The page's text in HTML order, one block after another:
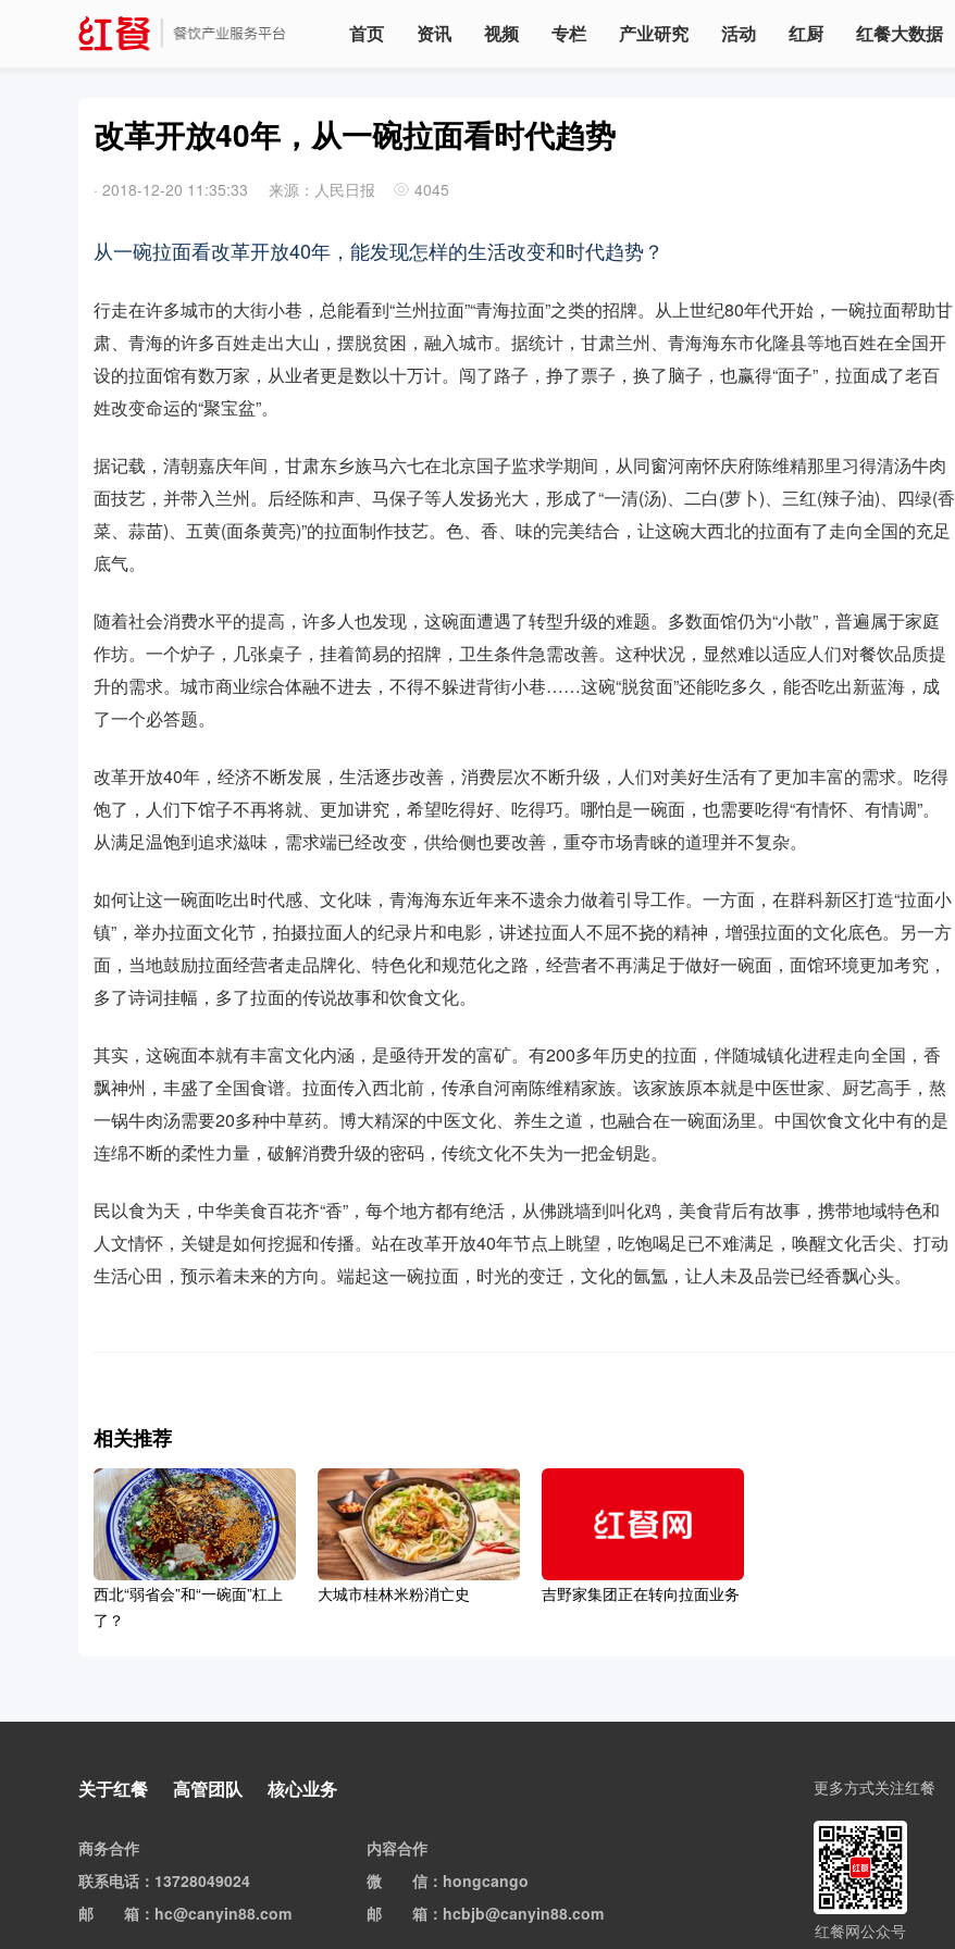
首页 资讯 视频 专栏 产业研究 活动 红厨 红餐大数据
改革开放40年，从一碗拉面看时代趋势
· 2018-12-20 11:35:33 来源：人民日报 4045
从一碗拉面看改革开放40年，能发现怎样的生活改变和时代趋势？
行走在许多城市的大街小巷，总能看到“兰州拉面”“青海拉面”之类的招牌。从上世纪80年代开始，一碗拉面帮助甘
肃、青海的许多百姓走出大山，摆脱贫困，融入城市。据统计，甘肃兰州、青海海东市化隆县等地百姓在全国开
设的拉面馆有数万家，从业者更是数以十万计。闯了路子，挣了票子，换了脑子，也赢得“面子”，拉面成了老百
姓改变命运的“聚宝盆”。
据记载，清朝嘉庆年间，甘肃东乡族马六七在北京国子监求学期间，从同窗河南怀庆府陈维精那里习得清汤牛肉
面技艺，并带入兰州。后经陈和声、马保子等人发扬光大，形成了“一清(汤)、二白(萝卜)、三红(辣子油)、四绿(香
菜、蒜苗)、五黄(面条黄亮)”的拉面制作技艺。色、香、味的完美结合，让这碗大西北的拉面有了走向全国的充足
底气。
随着社会消费水平的提高，许多人也发现，这碗面遭遇了转型升级的难题。多数面馆仍为“小散”，普遍属于家庭
作坊。一个炉子，几张桌子，挂着简易的招牌，卫生条件急需改善。这种状况，显然难以适应人们对餐饮品质提
升的需求。城市商业综合体融不进去，不得不躲进背街小巷……这碗“脱贫面”还能吃多久，能否吃出新蓝海，成
了一个必答题。
改革开放40年，经济不断发展，生活逐步改善，消费层次不断升级，人们对美好生活有了更加丰富的需求。吃得
饱了，人们下馆子不再将就、更加讲究，希望吃得好、吃得巧。哪怕是一碗面，也需要吃得“有情怀、有情调”。
从满足温饱到追求滋味，需求端已经改变，供给侧也要改善，重夺市场青睐的道理并不复杂。
如何让这一碗面吃出时代感、文化味，青海海东近年来不遗余力做着引导工作。一方面，在群科新区打造“拉面小
镇”，举办拉面文化节，拍摄拉面人的纪录片和电影，讲述拉面人不屈不挠的精神，增强拉面的文化底色。另一方
面，当地鼓励拉面经营者走品牌化、特色化和规范化之路，经营者不再满足于做好一碗面，面馆环境更加考究，
多了诗词挂幅，多了拉面的传说故事和饮食文化。
其实，这碗面本就有丰富文化内涵，是亟待开发的富矿。有200多年历史的拉面，伴随城镇化进程走向全国，香
飘神州，丰盛了全国食谱。拉面传入西北前，传承自河南陈维精家族。该家族原本就是中医世家、厨艺高手，熬
一锅牛肉汤需要20多种中草药。博大精深的中医文化、养生之道，也融合在一碗面汤里。中国饮食文化中有的是
连绵不断的柔性力量，破解消费升级的密码，传统文化不失为一把金钥匙。
民以食为天，中华美食百花齐“香”，每个地方都有绝活，从佛跳墙到叫化鸡，美食背后有故事，携带地域特色和
人文情怀，关键是如何挖掘和传播。站在改革开放40年节点上眺望，吃饱喝足已不难满足，唤醒文化舌尖、打动
生活心田，预示着未来的方向。端起这一碗拉面，时光的变迁，文化的氤氲，让人未及品尝已经香飘心头。
相关推荐
西北“弱省会”和“一碗面”杠上
了？
大城市桂林米粉消亡史 吉野家集团正在转向拉面业务
卖成全球第一？
关于红餐 高管团队 核心业务
商务合作
联系电话 ：13728049024
邮箱：hc@canyin88.com
内容合作
微信：hongcango
邮箱：hcbjb@canyin88.com
更多方式关注红餐
红餐网公众号